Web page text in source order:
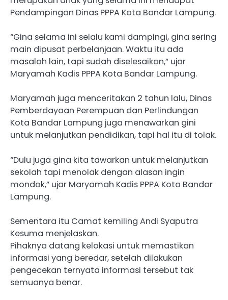
Pendampingan Dinas PPPA Kota Bandar Lampung.
“Gina selama ini selalu kami dampingi, gina sering
main dipusat perbelanjaan. Waktu itu ada
masalah lain, tapi sudah diselesaikan,” ujar
Maryamah Kadis PPPA Kota Bandar Lampung.
Maryamah juga menceritakan 2 tahun lalu, Dinas
Pemberdayaan Perempuan dan Perlindungan
Kota Bandar Lampung juga menawarkan gini
untuk melanjutkan pendidikan, tapi hal itu di tolak.
“Dulu juga gina kita tawarkan untuk melanjutkan
sekolah tapi menolak dengan alasan ingin
mondok,” ujar Maryamah Kadis PPPA Kota Bandar
Lampung.
Sementara itu Camat kemiling Andi Syaputra
Kesuma menjelaskan.
Pihaknya datang kelokasi untuk memastikan
informasi yang beredar, setelah dilakukan
pengecekan ternyata informasi tersebut tak
semuanya benar.